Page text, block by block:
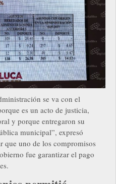
se va con el
es un acto de justicia,
y porque entregaron su
municipal”, expresó
que uno de los compromisos
fue garantizar el pago